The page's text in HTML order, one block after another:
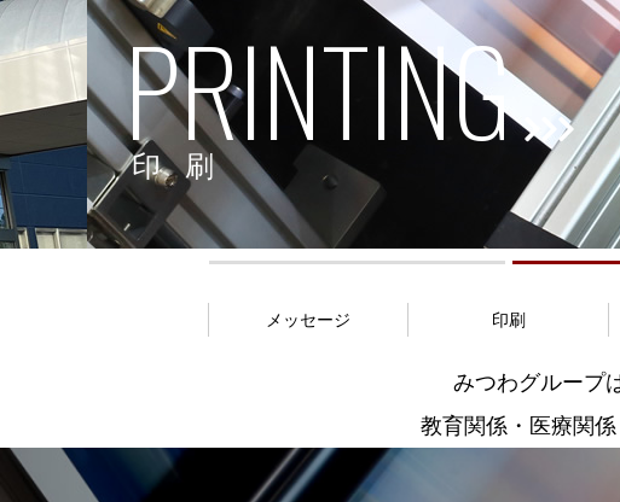
LOGISTICS
物流
メッセージ 印刷
みつわグループ
教育関係・医療関係